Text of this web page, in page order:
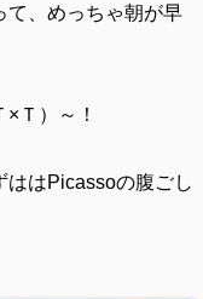
て、めっちゃ朝が早
Ｔ）～！
ははPicassoの腹ごし